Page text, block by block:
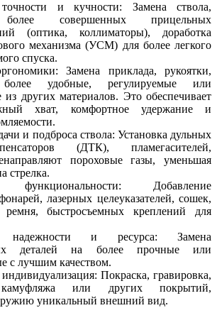
и кучности: Замена ствола,
более совершенных прицельных
(оптика, коллиматоры), доработка
механизма (УСМ) для более легкого
спуска.
Замена приклада, рукоятки,
удобные, регулируемые или
других материалов. Это обеспечивает
хват, комфортное удержание и
и подброса ствола: Установка дульных
(ДТК), пламегасителей,
пороховые газы, уменьшая
стрелка.
функциональности: Добавление
лазерных целеуказателей, сошек,
ремня, быстросъемных креплений для
надежности и ресурса: Замена
деталей на более прочные или
с лучшим качеством.
индивидуализация: Покраска, гравировка,
камуфляжа или других покрытий,
уникальный внешний вид.